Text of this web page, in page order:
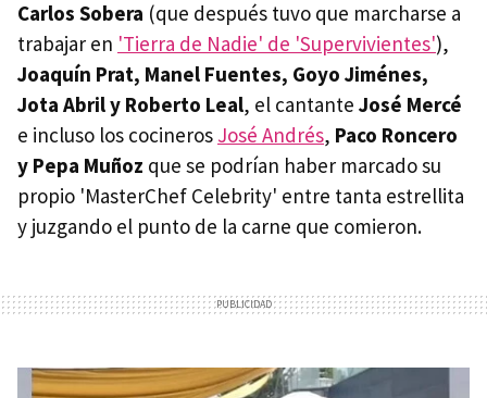
Carlos Sobera (que después tuvo que marcharse a
trabajar en 'Tierra de Nadie' de 'Supervivientes'),
Joaquín Prat, Manel Fuentes, Goyo Jiménes,
Jota Abril y Roberto Leal, el cantante José Mercé
e incluso los cocineros José Andrés, Paco Roncero
y Pepa Muñoz que se podrían haber marcado su
propio 'MasterChef Celebrity' entre tanta estrellita
y juzgando el punto de la carne que comieron.